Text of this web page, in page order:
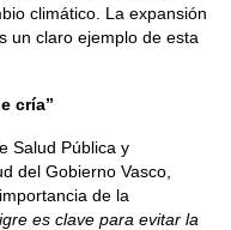
climático. La expansión
un claro ejemplo de esta
cría”
Salud Pública y
del Gobierno Vasco,
de la
es clave para evitar la